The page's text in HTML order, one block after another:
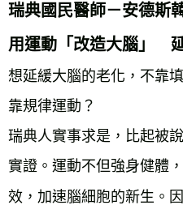
瑞典國民醫師－安德斯
用運動「改造大腦」
想延緩大腦的老化，不靠
靠規律運動？
瑞典人實事求是，比起被
實證。運動不但強身健體
效，加速腦細胞的新生。